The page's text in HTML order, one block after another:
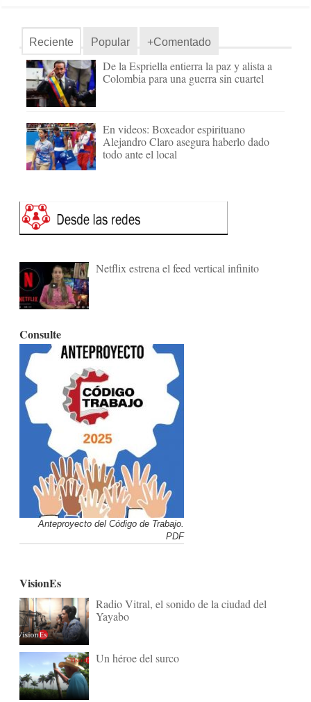
Reciente Popular +Comentado
De la Espriella entierra la paz y alista a
Colombia para una guerra sin cuartel
En videos: Boxeador espirituano
Alejandro Claro asegura haberlo dado
todo ante el local
Netflix estrena el feed vertical infinito
Consulte
Anteproyecto del Código de Trabajo.
PDF
VisionEs
Radio Vitral, el sonido de la ciudad del
Yayabo
Un héroe del surco